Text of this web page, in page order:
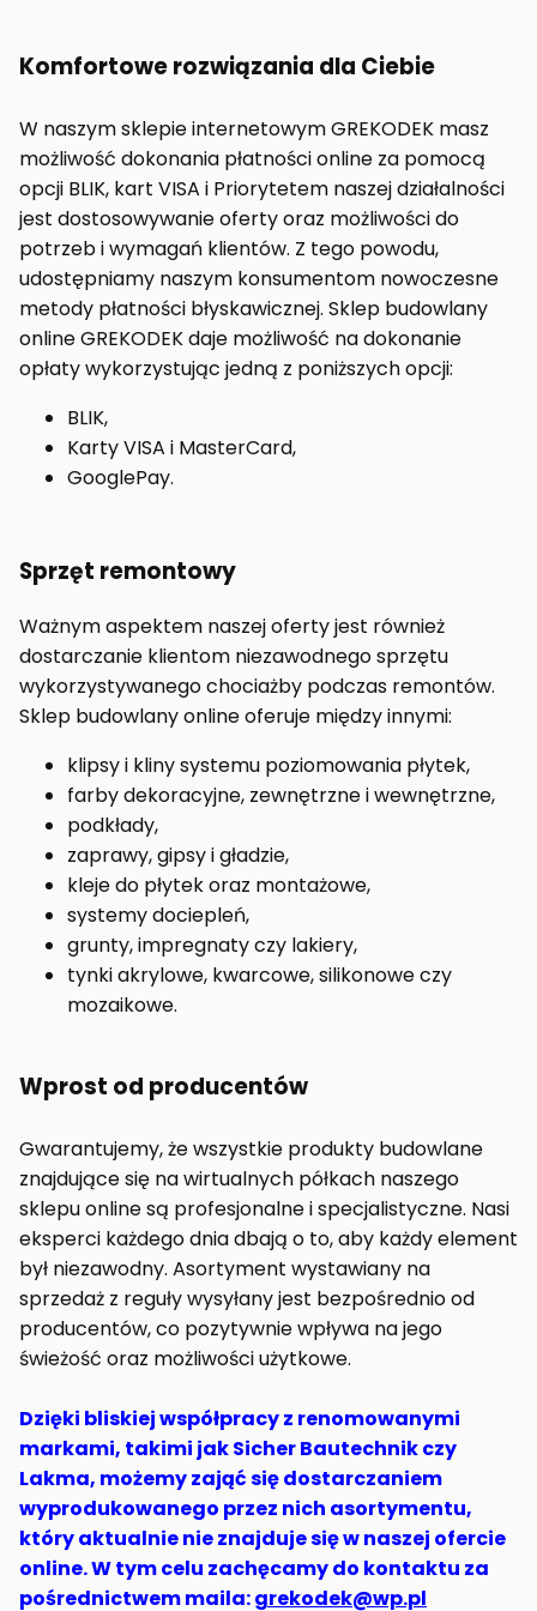
Komfortowe rozwiązania dla Ciebie
W naszym sklepie internetowym GREKODEK masz
możliwość dokonania płatności online za pomocą
opcji BLIK, kart VISA i Priorytetem naszej działalności
jest dostosowywanie oferty oraz możliwości do
potrzeb i wymagań klientów. Z tego powodu,
udostępniamy naszym konsumentom nowoczesne
metody płatności błyskawicznej. Sklep budowlany
online GREKODEK daje możliwość na dokonanie
opłaty wykorzystując jedną z poniższych opcji:
BLIK,
Karty VISA i MasterCard,
GooglePay.
Sprzęt remontowy
Ważnym aspektem naszej oferty jest również
dostarczanie klientom niezawodnego sprzętu
wykorzystywanego chociażby podczas remontów.
Sklep budowlany online oferuje między innymi:
klipsy i kliny systemu poziomowania płytek,
farby dekoracyjne, zewnętrzne i wewnętrzne,
podkłady,
zaprawy, gipsy i gładzie,
kleje do płytek oraz montażowe,
systemy dociepleń,
grunty, impregnaty czy lakiery,
tynki akrylowe, kwarcowe, silikonowe czy
mozaikowe.
Wprost od producentów
Gwarantujemy, że wszystkie produkty budowlane
znajdujące się na wirtualnych półkach naszego
sklepu online są profesjonalne i specjalistyczne. Nasi
eksperci każdego dnia dbają o to, aby każdy element
był niezawodny. Asortyment wystawiany na
sprzedaż z reguły wysyłany jest bezpośrednio od
producentów, co pozytywnie wpływa na jego
świeżość oraz możliwości użytkowe.
Dzięki bliskiej współpracy z renomowanymi
markami, takimi jak Sicher Bautechnik czy
Lakma, możemy zająć się dostarczaniem
wyprodukowanego przez nich asortymentu,
który aktualnie nie znajduje się w naszej ofercie
online. W tym celu zachęcamy do kontaktu za
pośrednictwem maila:grekodek@wp.pl